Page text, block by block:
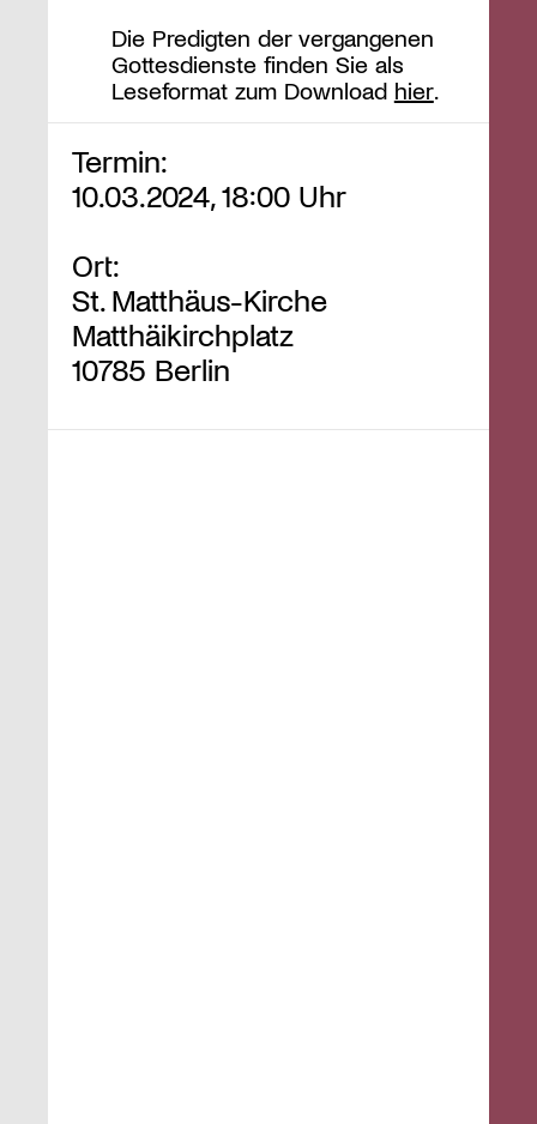
Die Predigten der vergangenen
Gottesdienste finden Sie als
Leseformat zum Download hier.
Termin:
10.03.2024, 18:00 Uhr
Ort:
St. Matthäus-Kirche
Matthäikirchplatz
10785 Berlin